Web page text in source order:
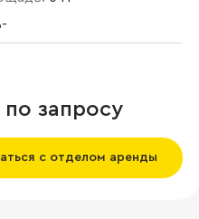
по запросу
с отделом аренды